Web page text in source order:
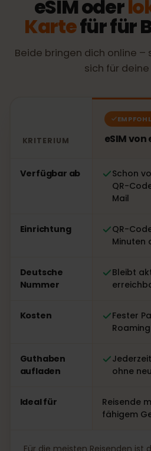
eSIM oder
Kartefür für
Beide bringen dich online
sich für deine
KRITERIUM eSIM von
Verfügbar ab
Schon
QR-
Mail
Einrichtung
QR-
Minuten
Deutsche
Nummer
Bleibt
Kosten
Fester
Guthaben
aufladen
ohne
Ideal für
Reisende
fähigem
Für die meisten Reisenden ist